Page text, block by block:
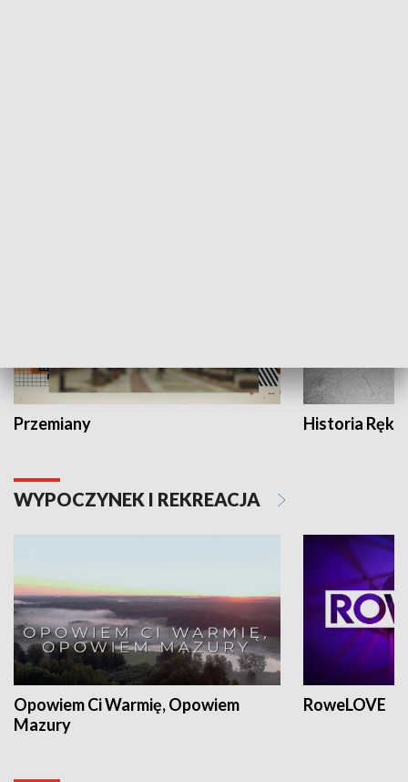
Przemiany Historia Ręką
WYPOCZYNEK I REKREACJA
Opowiem Ci Warmię, Opowiem
Mazury
RoweLOVE